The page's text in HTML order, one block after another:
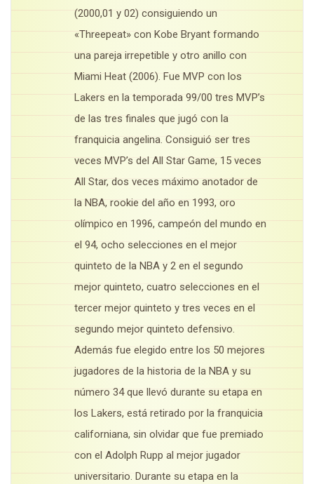
(2000,01 y 02) consiguiendo un
«Threepeat» con Kobe Bryant formando
una pareja irrepetible y otro anillo con
Miami Heat (2006). Fue MVP con los
Lakers en la temporada 99/00 tres MVP’s
de las tres finales que jugó con la
franquicia angelina. Consiguió ser tres
veces MVP’s del All Star Game, 15 veces
All Star, dos veces máximo anotador de
la NBA, rookie del año en 1993, oro
olímpico en 1996, campeón del mundo en
el 94, ocho selecciones en el mejor
quinteto de la NBA y 2 en el segundo
mejor quinteto, cuatro selecciones en el
tercer mejor quinteto y tres veces en el
segundo mejor quinteto defensivo.
Además fue elegido entre los 50 mejores
jugadores de la historia de la NBA y su
número 34 que llevó durante su etapa en
los Lakers, está retirado por la franquicia
californiana, sin olvidar que fue premiado
con el Adolph Rupp al mejor jugador
universitario. Durante su etapa en la